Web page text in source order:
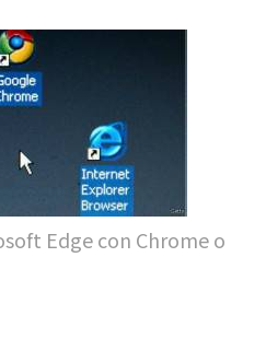
Edge con Chrome o